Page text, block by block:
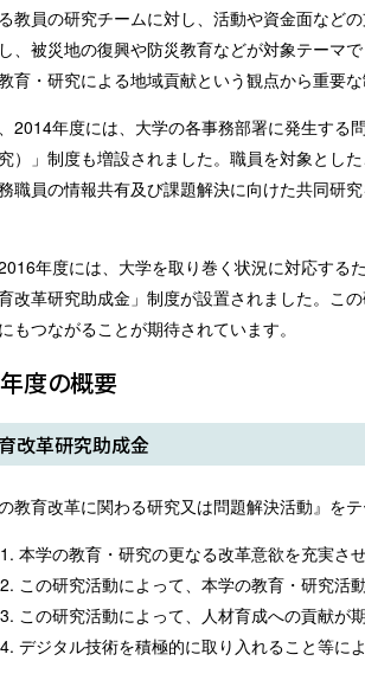
教員の研究チームに対し、活動や資金面など
、被災地の復興や防災教育などが対象テーマ
育・研究による地域貢献という観点から重要な
2014年度には、大学の各事務部署に発生する
）」制度も増設されました。職員を対象とし
職員の情報共有及び課題解決に向けた共同研
年度には、大学を取り巻く状況に対応する
育改革研究助成金」制度が設置されました。
もつながることが期待されています。
度の概要
改革研究助成金
の教育改革に関わる研究又は問題解決活動』を
本学の教育・研究の更なる改革意欲を充実さ
この研究活動によって、本学の教育・研究活
この研究活動によって、人材育成への貢献が
デジタル技術を積極的に取り入れること等に